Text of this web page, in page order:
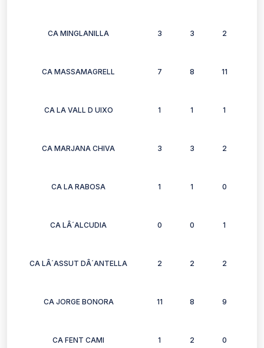
CA MINGLANILLA 3 3 2
CA MASSAMAGRELL 7 8 11
CA LA VALL D UIXO 1 1 1
CA MARJANA CHIVA 3 3 2
CA LA RABOSA 1 1 0
CA LÂ´ALCUDIA 0 0 1
CA LÂ´ASSUT DÂ´ANTELLA 2 2 2
CA JORGE BONORA 11 8 9
CA FENT CAMI 1 2 0